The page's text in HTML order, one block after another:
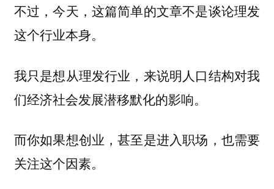
不过，今天，这篇简单的文章不是谈论理发
这个行业本身。
我只是想从理发行业，来说明人口结构对我
们经济社会发展潜移默化的影响。
而你如果想创业，甚至是进入职场，也需要
关注这个因素。